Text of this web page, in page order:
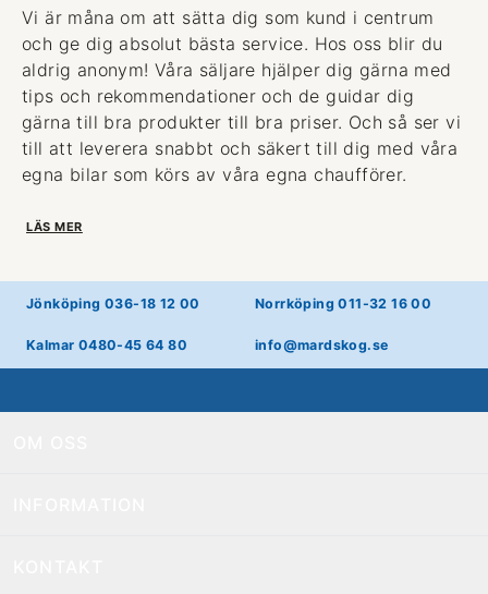
Vi är måna om att sätta dig som kund i centrum
och ge dig absolut bästa service. Hos oss blir du
aldrig anonym! Våra säljare hjälper dig gärna med
tips och rekommendationer och de guidar dig
gärna till bra produkter till bra priser. Och så ser vi
till att leverera snabbt och säkert till dig med våra
egna bilar som körs av våra egna chaufförer.
LÄS MER
Jönköping 036-18 12 00 Norrköping 011-32 16 00
Kalmar 0480-45 64 80 info@mardskog.se